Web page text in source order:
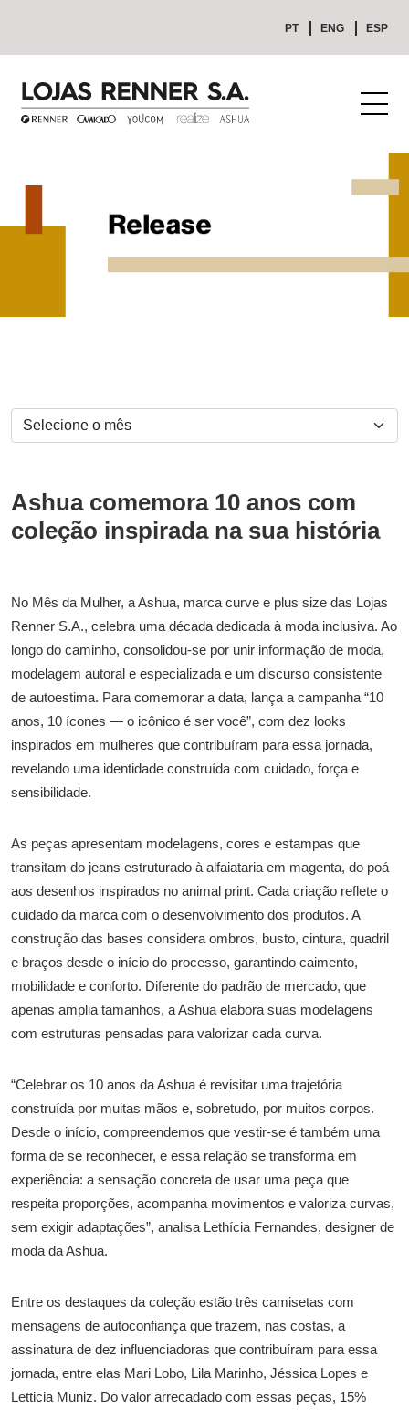
PT ENG ESP
Ashua comemora 10 anos com
coleção inspirada na sua história
No Mês da Mulher, a Ashua, marca curve e plus size das Lojas
Renner S.A., celebra uma década dedicada à moda inclusiva. Ao
longo do caminho, consolidou-se por unir informação de moda,
modelagem autoral e especializada e um discurso consistente
de autoestima. Para comemorar a data, lança a campanha “10
anos, 10 ícones — o icônico é ser você”, com dez looks
inspirados em mulheres que contribuíram para essa jornada,
revelando uma identidade construída com cuidado, força e
sensibilidade.
As peças apresentam modelagens, cores e estampas que
transitam do jeans estruturado à alfaiataria em magenta, do poá
aos desenhos inspirados no animal print. Cada criação reflete o
cuidado da marca com o desenvolvimento dos produtos. A
construção das bases considera ombros, busto, cintura, quadril
e braços desde o início do processo, garantindo caimento,
mobilidade e conforto. Diferente do padrão de mercado, que
apenas amplia tamanhos, a Ashua elabora suas modelagens
com estruturas pensadas para valorizar cada curva.
“Celebrar os 10 anos da Ashua é revisitar uma trajetória
construída por muitas mãos e, sobretudo, por muitos corpos.
Desde o início, compreendemos que vestir-se é também uma
forma de se reconhecer, e essa relação se transforma em
experiência: a sensação concreta de usar uma peça que
respeita proporções, acompanha movimentos e valoriza curvas,
sem exigir adaptações”, analisa Lethícia Fernandes, designer de
moda da Ashua.
Entre os destaques da coleção estão três camisetas com
mensagens de autoconfiança que trazem, nas costas, a
assinatura de dez influenciadoras que contribuíram para essa
jornada, entre elas Mari Lobo, Lila Marinho, Jéssica Lopes e
Letticia Muniz. Do valor arrecadado com essas peças, 15%